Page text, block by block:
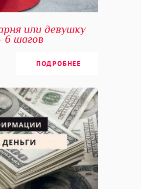
или девушку
6 шагов
ПОДРОБНЕЕ